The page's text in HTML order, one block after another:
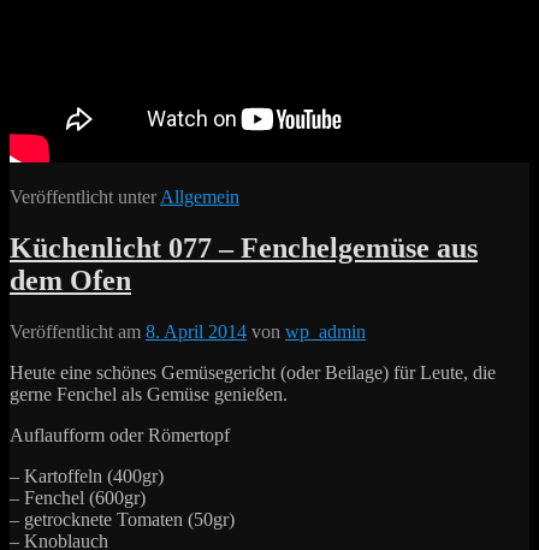
Veröffentlicht unter Allgemein
Küchenlicht 077 – Fenchelgemüse aus
dem Ofen
Veröffentlicht am 8. April 2014 von wp_admin
Heute eine schönes Gemüsegericht (oder Beilage) für Leute, die
gerne Fenchel als Gemüse genießen.
Auflaufform oder Römertopf
– Kartoffeln (400gr)
– Fenchel (600gr)
– getrocknete Tomaten (50gr)
– Knoblauch